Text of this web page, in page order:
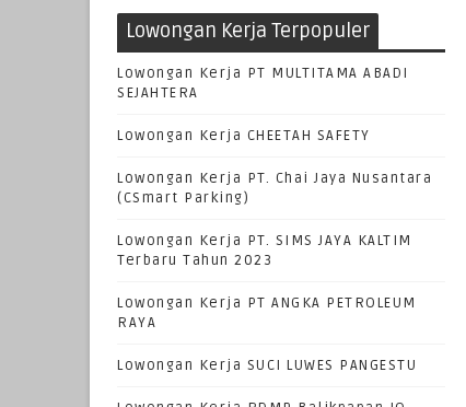
Lowongan Kerja Terpopuler
Lowongan Kerja PT MULTITAMA ABADI
SEJAHTERA
Lowongan Kerja CHEETAH SAFETY
Lowongan Kerja PT. Chai Jaya Nusantara
(CSmart Parking)
Lowongan Kerja PT. SIMS JAYA KALTIM
Terbaru Tahun 2023
Lowongan Kerja PT ANGKA PETROLEUM
RAYA
Lowongan Kerja SUCI LUWES PANGESTU